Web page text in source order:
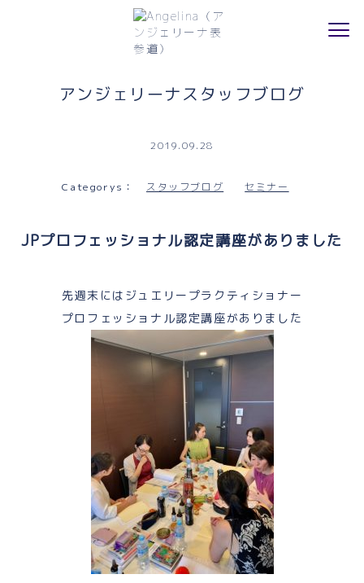
Contact
アンジェリーナスタッフブログ
2019.09.28
Categorys： スタッフブログ セミナー
JPプロフェッショナル認定講座がありました
先週末にはジュエリープラクティショナー
プロフェッショナル認定講座がありました